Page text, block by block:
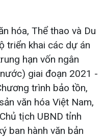
hóa, Thể thao và Du
triển khai các dự án
hạn vốn ngân
giai đoạn 2021 -
trình bảo tồn,
văn hóa Việt Nam,
tịch UBND tỉnh
ban hành văn bản